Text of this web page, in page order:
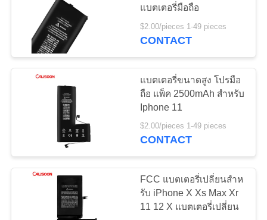
วิดีโอ
เกี่ยว
ทัวร์
แบตเตอรี่ลิเธียม
สำหรับไอโฟน
10
แบตเตอรี่ความจุสูง
10
แบตเตอรี่มือถือ
$2.00/pieces 1-49 pieces
CONTACT
แบตเตอรี่ขนาดสูง โปรมือ
ถือ แพ็ค 2500mAh สําหรับ
Iphone 11
$2.00/pieces 1-49 pieces
CONTACT
FCC แบตเตอรี่เปลี่ยนสําห
รับ iPhone X Xs Max Xr
11 12 X แบตเตอรี่เปลี่ยน